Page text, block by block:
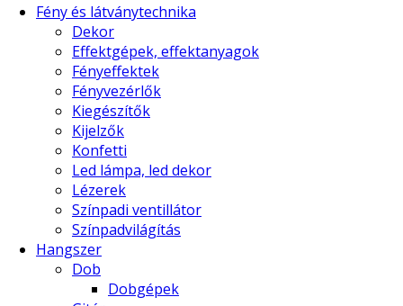
Fény és látványtechnika
Dekor
Effektgépek, effektanyagok
Fényeffektek
Fényvezérlők
Kiegészítők
Kijelzők
Konfetti
Led lámpa, led dekor
Lézerek
Színpadi ventillátor
Színpadvilágítás
Hangszer
Dob
Dobgépek